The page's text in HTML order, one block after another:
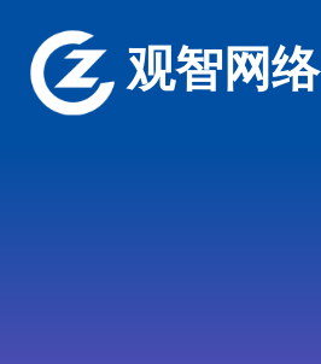
观智网络